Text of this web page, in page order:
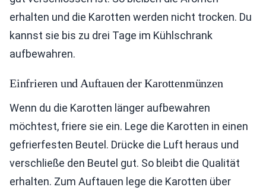
erhalten und die Karotten werden nicht trocken. Du
kannst sie bis zu drei Tage im Kühlschrank
aufbewahren.
Einfrieren und Auftauen der Karottenmünzen
Wenn du die Karotten länger aufbewahren
möchtest, friere sie ein. Lege die Karotten in einen
gefrierfesten Beutel. Drücke die Luft heraus und
verschließe den Beutel gut. So bleibt die Qualität
erhalten. Zum Auftauen lege die Karotten über